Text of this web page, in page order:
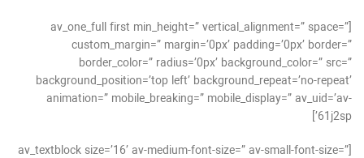
[av_one_full first min_height=” vertical_alignment=” space=”
custom_margin=” margin=’0px’ padding=’0px’ border=”
border_color=” radius=’0px’ background_color=” src=”
background_position=’top left’ background_repeat=’no-repeat’
animation=” mobile_breaking=” mobile_display=” av_uid=’av-
61j2sp’]
[av_textblock size=’16’ av-medium-font-size=” av-small-font-size=”